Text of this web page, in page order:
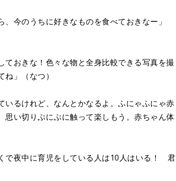
今のうちに好きなものを食べておきなー」
ておきな！色々な物と全身比較できる写真を撮
」（なつ）
いるけれど、なんとかなるよ。ふにゃふにゃ赤
い切りぷにぷに触って楽しもう。赤ちゃん体
で夜中に育児をしている人は10人はいる！ 君